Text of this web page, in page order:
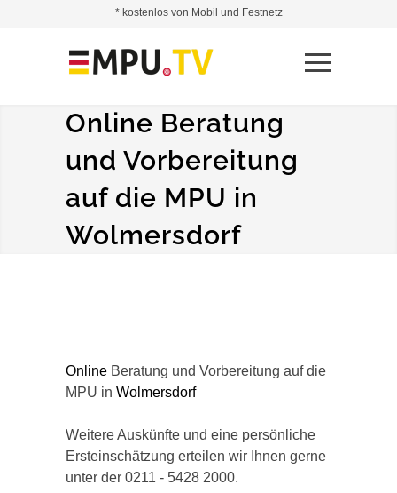
Online Beratung
und Vorbereitung
auf die MPU in
Wolmersdorf
Online Beratung und Vorbereitung auf die
MPU in Wolmersdorf
Weitere Auskünfte und eine persönliche
Ersteinschätzung erteilen wir Ihnen gerne
unter der 0211 - 5428 2000.
* kostenlos von Mobil und Festnetz